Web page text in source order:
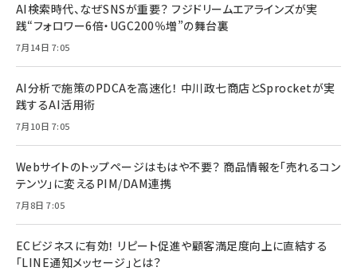
AI検索時代、なぜSNSが重要？ フジドリームエアラインズが実
践“フォロワー6倍・UGC200％増”の舞台裏
7月14日 7:05
AI分析で施策のPDCAを高速化！ 中川政七商店とSprocketが実
践するAI活用術
7月10日 7:05
Webサイトのトップページはもはや不要？ 商品情報を「売れるコン
テンツ」に変えるPIM/DAM連携
7月8日 7:05
ECビジネスに有効！ リピート促進や顧客満足度向上に直結する
「LINE通知メッセージ」とは？